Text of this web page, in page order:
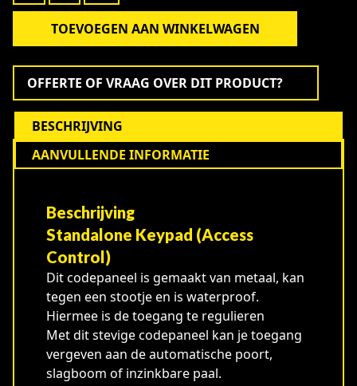
TOEVOEGEN AAN WINKELWAGEN
OFFERTE OF VRAAG OVER DIT PRODUCT?
BESCHRIJVING
AANVULLENDE INFORMATIE
Beschrijving
Standalone Keypad (Access
Control)
Dit codepaneel is gemaakt van metaal, kan
tegen een stootje en is waterproof.
Hiermee is de toegang te regulieren
Met dit stevige codepaneel kan je toegang
vergeven aan de automatische poort,
slagboom of inzinkbare paal.